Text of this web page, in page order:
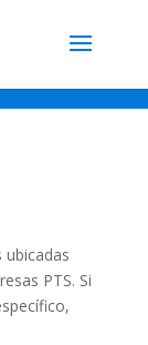
ubicadas
PTS. Si